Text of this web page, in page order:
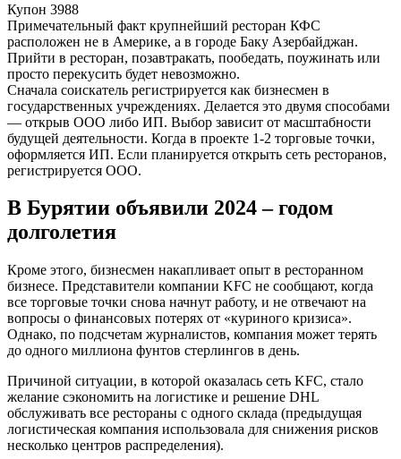
Купон 3988
Примечательный факт крупнейший ресторан КФС
расположен не в Америке, а в городе Баку Азербайджан.
Прийти в ресторан, позавтракать, пообедать, поужинать или
просто перекусить будет невозможно.
Сначала соискатель регистрируется как бизнесмен в
государственных учреждениях. Делается это двумя способами
— открыв ООО либо ИП. Выбор зависит от масштабности
будущей деятельности. Когда в проекте 1-2 торговые точки,
оформляется ИП. Если планируется открыть сеть ресторанов,
регистрируется ООО.
В Бурятии объявили 2024 – годом
долголетия
Кроме этого, бизнесмен накапливает опыт в ресторанном
бизнесе. Представители компании KFC не сообщают, когда
все торговые точки снова начнут работу, и не отвечают на
вопросы о финансовых потерях от «куриного кризиса».
Однако, по подсчетам журналистов, компания может терять
до одного миллиона фунтов стерлингов в день.
Причиной ситуации, в которой оказалась сеть KFC, стало
желание сэкономить на логистике и решение DHL
обслуживать все рестораны с одного склада (предыдущая
логистическая компания использовала для снижения рисков
несколько центров распределения).